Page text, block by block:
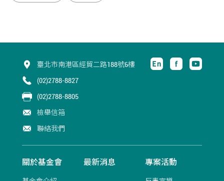
臺北市南港區經貿二路188號6樓
(02)2788-8827
(02)2788-8805
檢舉信箱
聯絡我們
關於基金會 最新消息 專案活動